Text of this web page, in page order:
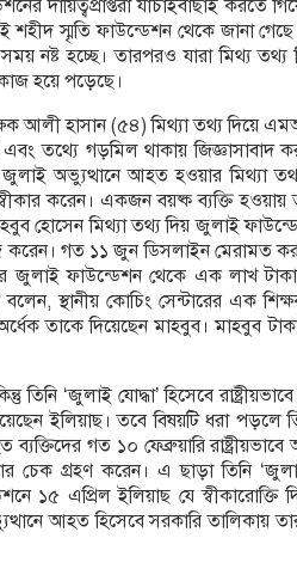
যাচাইবাছাই করতে
শহীদ স্মৃতি ফাউন্ডেশন থেকে জানা
নষ্ট হচ্ছে। তারপরও যারা মিথ্য তথ্য
হয়ে পড়েছে।
আলী হাসান (৫৪) মিথ্যা তথ্য দিয়ে
তথ্যে গড়মিল থাকায় জিজ্ঞাসাবাদ
অভ্যুত্থানে আহত হওয়ার মিথ্যা
করেন। একজন বয়ষ্ক ব্যক্তি
হোসেন মিথ্যা তথ্য দিয় জুলাই
করেন। গত ১১ জুন ডিসলাইন মেরামত
ফাউন্ডেশন থেকে এক লাখ টাকা
বলেন, স্থানীয় কোচিং সেন্টারের এক
তাকে দিয়েছেন মাহবুব। মাহবুব
‘জুলাই যোদ্ধা’ হিসেবে
ইলিয়াছ। তবে বিষয়টি ধরা পড়লে
গত ১০ ফেব্রুয়ারি রাষ্ট্রীয়ভাবে
চেক গ্রহণ করেন। এ ছাড়া তিনি
১৫ এপ্রিল ইলিয়াছ যে স্বীকারোক্তি
আহত হিসেবে সরকারি তালিকায়